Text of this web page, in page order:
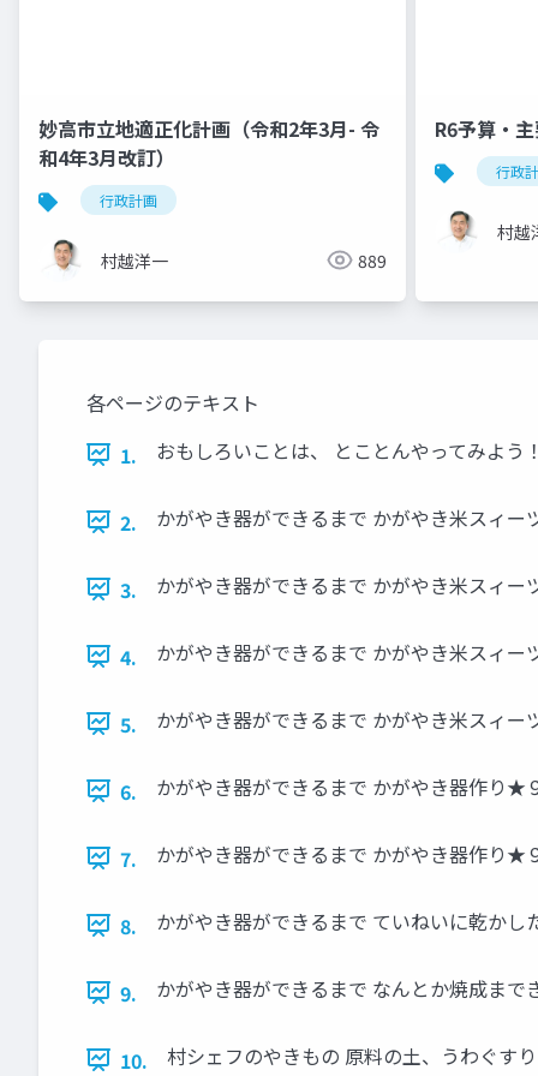
妙高市立地適正化計画（令和2年3月- 令
和4年3月改訂）
行政計画
村越洋一 889
R6予算・
行政
村越
各ページのテキスト
1.
おもしろいことは、 とことんやってみよう
2. かがやき器ができるまで かがやき米スィ
3. かがやき器ができるまで かがやき米スィ
4. かがやき器ができるまで かがやき米スィ
5. かがやき器ができるまで かがやき米スィ
6. かがやき器ができるまで かがやき器作り★
7. かがやき器ができるまで かがやき器作り★
8. かがやき器ができるまで ていねいに乾か
9. かがやき器ができるまで なんとか焼成まで
10. 村シェフのやきもの 原料の土、うわぐす